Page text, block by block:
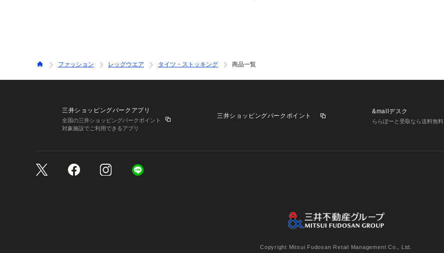
ファッション レッグウエア タイツ・ストッキング 商品一覧
三井ショッピングパークアプリ
全国の三井ショッピングパークポイント
対象施設でご利用できるアプリ
三井ショッピングパークポイント
&mallデスク
ららぽーと受取なら送料無料
個人情報保護方針 個人情報の取り扱いについて
Copyright Mitsui Fudosan Retail Management Co., Ltd.